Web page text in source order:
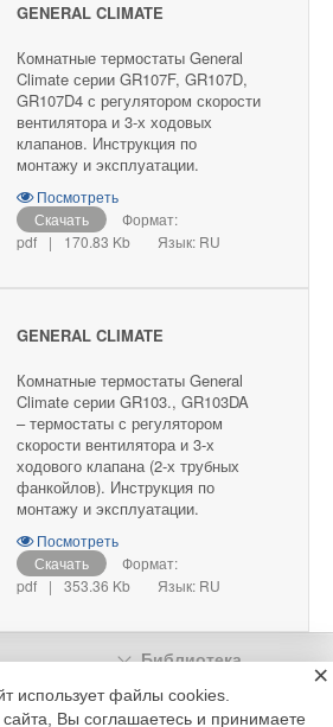
GENERAL CLIMATE
Комнатные термостаты General
Climate серии GR107F, GR107D,
GR107D4 с регулятором скорости
вентилятора и 3-х ходовых
клапанов. Инструкция по
монтажу и эксплуатации.
Посмотреть
Скачать
Формат:
pdf
| 170.83 Kb Язык: RU
GENERAL CLIMATE
Комнатные термостаты General
Climate серии GR103., GR103DA
– термостаты с регулятором
скорости вентилятора и 3-х
ходового клапана (2-х трубных
фанкойлов). Инструкция по
монтажу и эксплуатации.
Посмотреть
Скачать
Формат:
pdf
| 353.36 Kb Язык: RU
Библиотека
Реклама
использует файлы cookies.
Вы соглашаетесь и принимаете
×